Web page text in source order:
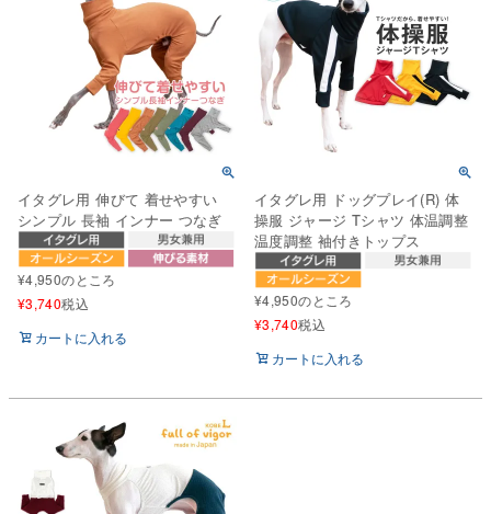
イタグレ用 伸びて 着せやすい
シンプル 長袖 インナー つなぎ
¥4,950のところ
¥3,740税込
カートに入れる
イタグレ用 ドッグプレイ(R) 体
操服 ジャージ Tシャツ 体温調整
温度調整 袖付きトップス
¥4,950のところ
¥3,740税込
カートに入れる